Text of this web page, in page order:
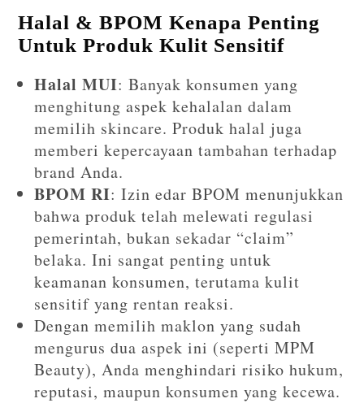
Halal & BPOM Kenapa Penting
Untuk Produk Kulit Sensitif
Halal MUI: Banyak konsumen yang
menghitung aspek kehalalan dalam
memilih skincare. Produk halal juga
memberi kepercayaan tambahan terhadap
brand Anda.
BPOM RI: Izin edar BPOM menunjukkan
bahwa produk telah melewati regulasi
pemerintah, bukan sekadar “claim”
belaka. Ini sangat penting untuk
keamanan konsumen, terutama kulit
sensitif yang rentan reaksi.
Dengan memilih maklon yang sudah
mengurus dua aspek ini (seperti MPM
Beauty), Anda menghindari risiko hukum,
reputasi, maupun konsumen yang kecewa.